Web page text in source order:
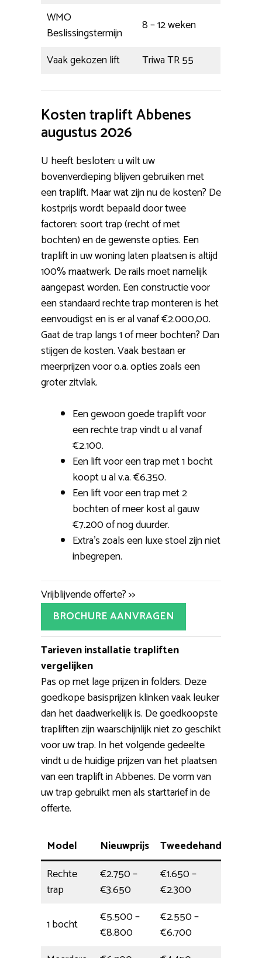
WMO
Beslissingstermijn
8 – 12 weken
Vaak gekozen lift
Triwa TR 55
Kosten traplift Abbenes
augustus 2026
U heeft besloten: u wilt uw
bovenverdieping blijven gebruiken met
een traplift. Maar wat zijn nu de kosten? De
kostprijs wordt bepaald door twee
factoren: soort trap (recht of met
bochten) en de gewenste opties. Een
traplift in uw woning laten plaatsen is altijd
100% maatwerk. De rails moet namelijk
aangepast worden. Een constructie voor
een standaard rechte trap monteren is het
eenvoudigst en is er al vanaf €2.000,00.
Gaat de trap langs 1 of meer bochten? Dan
stijgen de kosten. Vaak bestaan er
meerprijzen voor o.a. opties zoals een
groter zitvlak.
Een gewoon goede traplift voor
een rechte trap vindt u al vanaf
€2.100.
Een lift voor een trap met 1 bocht
koopt u al v.a. €6.350.
Een lift voor een trap met 2
bochten of meer kost al gauw
€7.200 of nog duurder.
Extra’s zoals een luxe stoel zijn niet
inbegrepen.
Vrijblijvende offerte? >>
BROCHURE AANVRAGEN
Tarieven installatie trapliften
vergelijken
Pas op met lage prijzen in folders. Deze
goedkope basisprijzen klinken vaak leuker
dan het daadwerkelijk is. De goedkoopste
trapliften zijn waarschijnlijk niet zo geschikt
voor uw trap. In het volgende gedeelte
vindt u de huidige prijzen van het plaatsen
van een traplift in Abbenes. De vorm van
uw trap gebruikt men als starttarief in de
offerte.
Model Nieuwprijs Tweedehands
Rechte
trap
€2.750 –
€3.650
€1.650 –
€2.300
1 bocht
€5.500 –
€8.800
€2.550 –
€6.700